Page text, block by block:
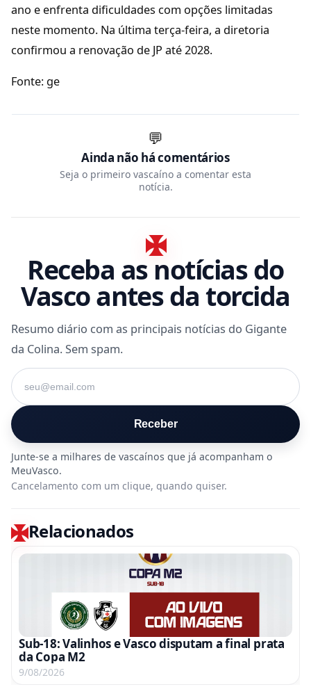
ano e enfrenta dificuldades com opções limitadas
neste momento. Na última terça-feira, a diretoria
confirmou a renovação de JP até 2028.
Fonte: ge
💬
Ainda não há comentários
Seja o primeiro vascaíno a comentar esta
notícia.
Receba as notícias do
Vasco antes da torcida
Resumo diário com as principais notícias do Gigante
da Colina. Sem spam.
Seu e-mail
Receber
Cancelamento com um clique, quando quiser.
Relacionados
Sub-18: Valinhos e Vasco disputam a final prata
da Copa M2
9/08/2026